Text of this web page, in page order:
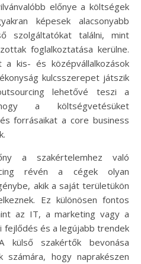
előnye a költségek
képesek alacsonyabb
szolgáltatókat találni, mint
foglalkoztatása kerülne.
kis- és középvállalkozások
kulcsszerepet játszik
lehetővé teszi a
a költségvetésüket
forrásaikat a core business
a szakértelemhez való
révén a cégek olyan
akik a saját területükön
Ez különösen fontos
az IT, a marketing vagy a
fejlődés és a legújabb trendek
külső szakértők bevonása
hogy naprakészen